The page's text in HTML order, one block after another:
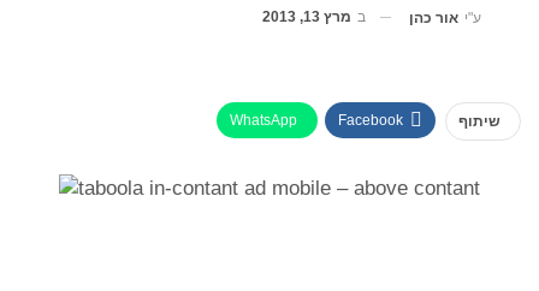
ע"י אור כהן ב מרץ 13, 2013
שיתוף Facebook
WhatsApp